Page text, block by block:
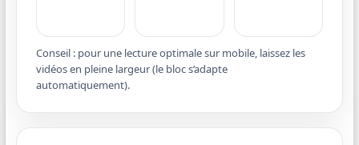
Conseil : pour une lecture optimale sur mobile, laissez les
vidéos en pleine largeur (le bloc s’adapte
automatiquement).